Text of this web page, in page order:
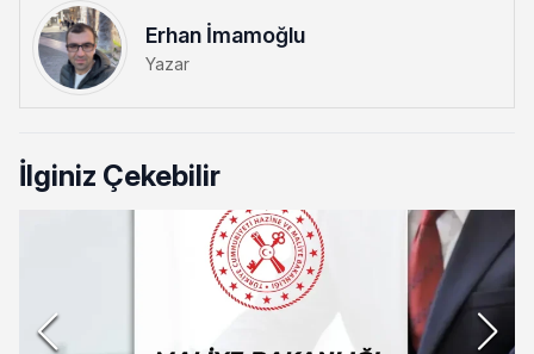
Erhan İmamoğlu
Yazar
İlginiz Çekebilir